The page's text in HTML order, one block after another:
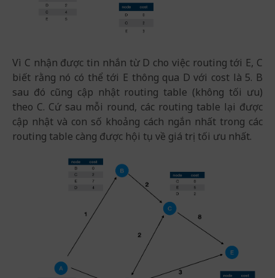
Vì C nhận được tin nhắn từ D cho việc routing tới E, C
biết rằng nó có thể tới E thông qua D với cost là 5. B
sau đó cũng cập nhật routing table (không tối ưu)
theo C. Cứ sau mỗi round, các routing table lại được
cập nhật và con số khoảng cách ngắn nhất trong các
routing table càng được hội tụ về giá trị tối ưu nhất.